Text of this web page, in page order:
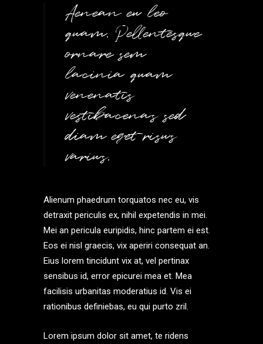
Aenean eu leo
quam. Pellentesque
ornare sem
lacinia quam
venenatis
vestibacenas sed
diam eget risus
varius.
Alienum phaedrum torquatos nec eu, vis
detraxit periculis ex, nihil expetendis in mei.
Mei an pericula euripidis, hinc partem ei est.
Eos ei nisl graecis, vix aperiri consequat an.
Eius lorem tincidunt vix at, vel pertinax
sensibus id, error epicurei mea et. Mea
facilisis urbanitas moderatius id. Vis ei
rationibus definiebas, eu qui purto zril.
Lorem ipsum dolor sit amet, te ridens